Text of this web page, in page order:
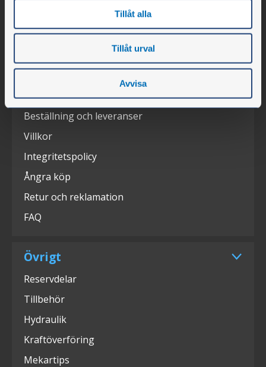
Tillåt alla
Tillåt urval
Avvisa
Avtalskund
Beställning och leveranser
Villkor
Integritetspolicy
Ångra köp
Retur och reklamation
FAQ
Övrigt
Reservdelar
Tillbehör
Hydraulik
Kraftöverföring
Mekartips